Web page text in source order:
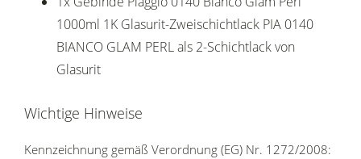
1000ml 1K Glasurit-Zweischichtlack PIA 0140
BIANCO GLAM PERL als 2-Schichtlack von
Glasurit
Wichtige Hinweise
Kennzeichnung gemäß Verordnung (EG) Nr. 1272/2008: